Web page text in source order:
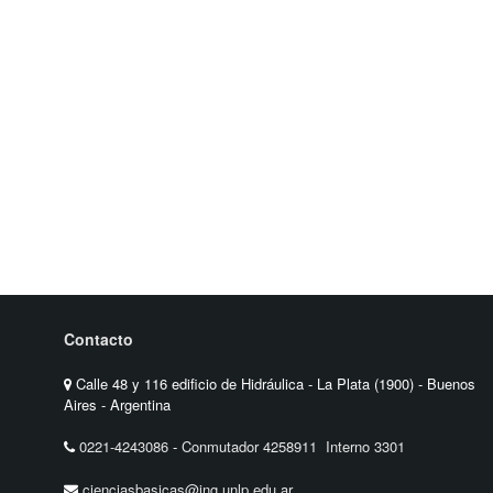
Contacto
Calle 48 y 116 edificio de Hidráulica - La Plata (1900) - Buenos
Aires - Argentina
0221-4243086 -Conmutador 4258911 Interno 3301